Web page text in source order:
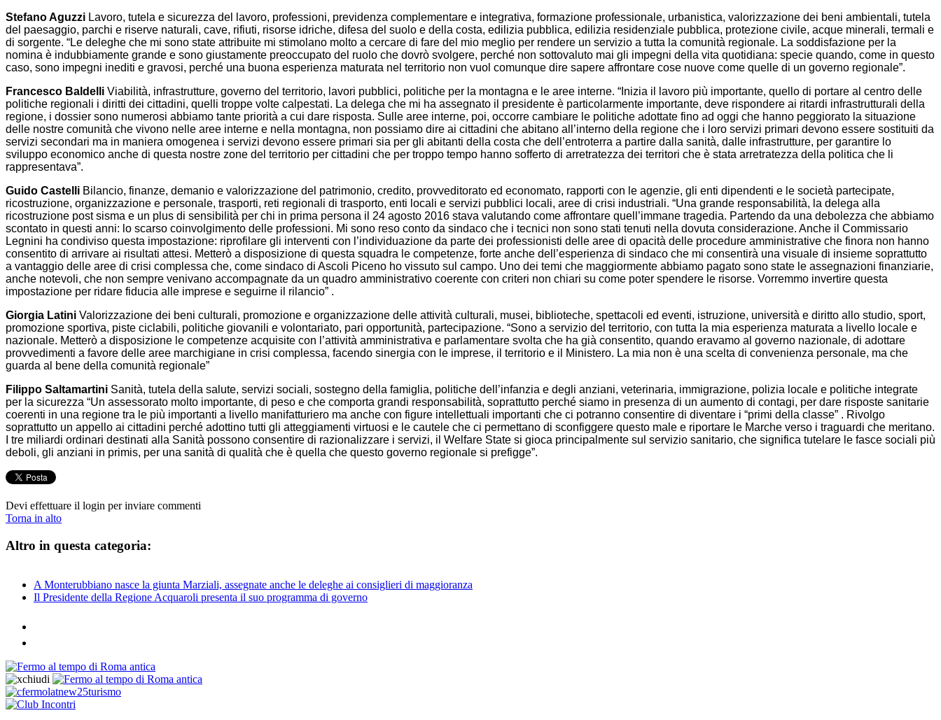
Stefano Aguzzi Lavoro, tutela e sicurezza del lavoro, professioni, previdenza complementare e integrativa, formazione professionale, urbanistica, valorizzazione dei beni ambientali, tutela
del paesaggio, parchi e riserve naturali, cave, rifiuti, risorse idriche, difesa del suolo e della costa, edilizia pubblica, edilizia residenziale pubblica, protezione civile, acque minerali, termali e
di sorgente. “Le deleghe che mi sono state attribuite mi stimolano molto a cercare di fare del mio meglio per rendere un servizio a tutta la comunità regionale. La soddisfazione per la
nomina è indubbiamente grande e sono giustamente preoccupato del ruolo che dovrò svolgere, perché non sottovaluto mai gli impegni della vita quotidiana: specie quando, come in questo
caso, sono impegni inediti e gravosi, perché una buona esperienza maturata nel territorio non vuol comunque dire sapere affrontare cose nuove come quelle di un governo regionale”.
Francesco Baldelli Viabilità, infrastrutture, governo del territorio, lavori pubblici, politiche per la montagna e le aree interne. “Inizia il lavoro più importante, quello di portare al centro delle
politiche regionali i diritti dei cittadini, quelli troppe volte calpestati. La delega che mi ha assegnato il presidente è particolarmente importante, deve rispondere ai ritardi infrastrutturali della
regione, i dossier sono numerosi abbiamo tante priorità a cui dare risposta. Sulle aree interne, poi, occorre cambiare le politiche adottate fino ad oggi che hanno peggiorato la situazione
delle nostre comunità che vivono nelle aree interne e nella montagna, non possiamo dire ai cittadini che abitano all’interno della regione che i loro servizi primari devono essere sostituiti da
servizi secondari ma in maniera omogenea i servizi devono essere primari sia per gli abitanti della costa che dell’entroterra a partire dalla sanità, dalle infrastrutture, per garantire lo
sviluppo economico anche di questa nostre zone del territorio per cittadini che per troppo tempo hanno sofferto di arretratezza dei territori che è stata arretratezza della politica che li
rappresentava”.
Guido Castelli Bilancio, finanze, demanio e valorizzazione del patrimonio, credito, provveditorato ed economato, rapporti con le agenzie, gli enti dipendenti e le società partecipate,
ricostruzione, organizzazione e personale, trasporti, reti regionali di trasporto, enti locali e servizi pubblici locali, aree di crisi industriali. “Una grande responsabilità, la delega alla
ricostruzione post sisma e un plus di sensibilità per chi in prima persona il 24 agosto 2016 stava valutando come affrontare quell’immane tragedia. Partendo da una debolezza che abbiamo
scontato in questi anni: lo scarso coinvolgimento delle professioni. Mi sono reso conto da sindaco che i tecnici non sono stati tenuti nella dovuta considerazione. Anche il Commissario
Legnini ha condiviso questa impostazione: riprofilare gli interventi con l’individuazione da parte dei professionisti delle aree di opacità delle procedure amministrative che finora non hanno
consentito di arrivare ai risultati attesi. Metterò a disposizione di questa squadra le competenze, forte anche dell’esperienza di sindaco che mi consentirà una visuale di insieme soprattutto
a vantaggio delle aree di crisi complessa che, come sindaco di Ascoli Piceno ho vissuto sul campo. Uno dei temi che maggiormente abbiamo pagato sono state le assegnazioni finanziarie,
anche notevoli, che non sempre venivano accompagnate da un quadro amministrativo coerente con criteri non chiari su come poter spendere le risorse. Vorremmo invertire questa
impostazione per ridare fiducia alle imprese e seguirne il rilancio” .
Giorgia Latini Valorizzazione dei beni culturali, promozione e organizzazione delle attività culturali, musei, biblioteche, spettacoli ed eventi, istruzione, università e diritto allo studio, sport,
promozione sportiva, piste ciclabili, politiche giovanili e volontariato, pari opportunità, partecipazione. “Sono a servizio del territorio, con tutta la mia esperienza maturata a livello locale e
nazionale. Metterò a disposizione le competenze acquisite con l’attività amministrativa e parlamentare svolta che ha già consentito, quando eravamo al governo nazionale, di adottare
provvedimenti a favore delle aree marchigiane in crisi complessa, facendo sinergia con le imprese, il territorio e il Ministero. La mia non è una scelta di convenienza personale, ma che
guarda al bene della comunità regionale”
Filippo Saltamartini Sanità, tutela della salute, servizi sociali, sostegno della famiglia, politiche dell’infanzia e degli anziani, veterinaria, immigrazione, polizia locale e politiche integrate
per la sicurezza “Un assessorato molto importante, di peso e che comporta grandi responsabilità, soprattutto perché siamo in presenza di un aumento di contagi, per dare risposte sanitarie
coerenti in una regione tra le più importanti a livello manifatturiero ma anche con figure intellettuali importanti che ci potranno consentire di diventare i “primi della classe” . Rivolgo
soprattutto un appello ai cittadini perché adottino tutti gli atteggiamenti virtuosi e le cautele che ci permettano di sconfiggere questo male e riportare le Marche verso i traguardi che meritano.
I tre miliardi ordinari destinati alla Sanità possono consentire di razionalizzare i servizi, il Welfare State si gioca principalmente sul servizio sanitario, che significa tutelare le fasce sociali più
deboli, gli anziani in primis, per una sanità di qualità che è quella che questo governo regionale si prefigge”.
Devi effettuare il login per inviare commenti
Torna in alto
Altro in questa categoria:
A Monterubbiano nasce la giunta Marziali, assegnate anche le deleghe ai consiglieri di maggioranza
Il Presidente della Regione Acquaroli presenta il suo programma di governo